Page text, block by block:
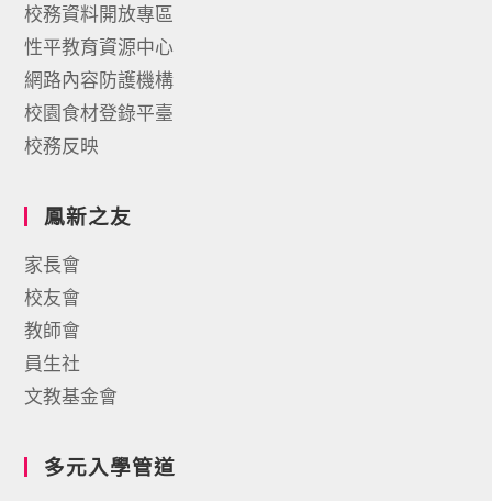
校務資料開放專區
性平教育資源中心
網路內容防護機構
校園食材登錄平臺
校務反映
鳳新之友
家長會
校友會
教師會
員生社
文教基金會
多元入學管道